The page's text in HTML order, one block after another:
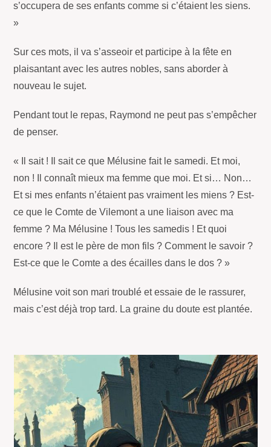
s’occupera de ses enfants comme si c’étaient les siens.
»
Sur ces mots, il va s’asseoir et participe à la fête en
plaisantant avec les autres nobles, sans aborder à
nouveau le sujet.
Pendant tout le repas, Raymond ne peut pas s’empêcher
de penser.
« Il sait ! Il sait ce que Mélusine fait le samedi. Et moi,
non ! Il connaît mieux ma femme que moi. Et si… Non…
Et si mes enfants n’étaient pas vraiment les miens ? Est-
ce que le Comte de Vilemont a une liaison avec ma
femme ? Ma Mélusine ! Tous les samedis ! Et quoi
encore ? Il est le père de mon fils ? Comment le savoir ?
Est-ce que le Comte a des écailles dans le dos ? »
Mélusine voit son mari troublé et essaie de le rassurer,
mais c’est déjà trop tard. La graine du doute est plantée.